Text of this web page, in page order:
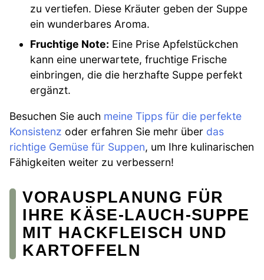
zu vertiefen. Diese Kräuter geben der Suppe
ein wunderbares Aroma.
Fruchtige Note: Eine Prise Apfelstückchen
kann eine unerwartete, fruchtige Frische
einbringen, die die herzhafte Suppe perfekt
ergänzt.
Besuchen Sie auch meine Tipps für die perfekte
Konsistenz oder erfahren Sie mehr über das
richtige Gemüse für Suppen, um Ihre kulinarischen
Fähigkeiten weiter zu verbessern!
VORAUSPLANUNG FÜR
IHRE KÄSE-LAUCH-SUPPE
MIT HACKFLEISCH UND
KARTOFFELN